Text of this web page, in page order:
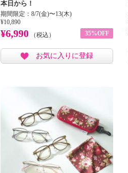
本日から！
期間限定：8/7(金)〜13(木)
¥10,890
¥6,990 （税込） 35%OFF
お気に入りに登録